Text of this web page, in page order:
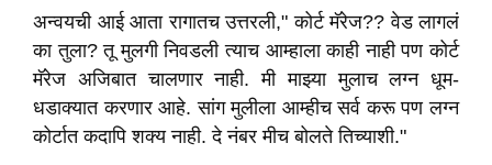
अन्वयची आई आता रागातच उत्तरली," कोर्ट मॅरेज?? वेड लागलं
का तुला? तू मुलगी निवडली त्याच आम्हाला काही नाही पण कोर्ट
मॅरेज अजिबात चालणार नाही. मी माझ्या मुलाच लग्न धूम-
धडाक्यात करणार आहे. सांग मुलीला आम्हीच सर्व करू पण लग्न
कोर्टात कदापि शक्य नाही. दे नंबर मीच बोलते तिच्याशी."